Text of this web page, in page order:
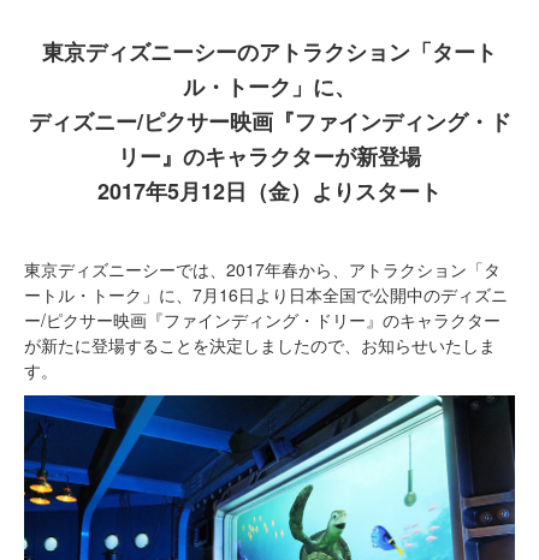
東京ディズニーシーのアトラクション「タート
ル・トーク」に、
ディズニー/ピクサー映画『ファインディング・ド
リー』のキャラクターが新登場
2017年5月12日（金）よりスタート
東京ディズニーシーでは、2017年春から、アトラクション「タ
ートル・トーク」に、7月16日より日本全国で公開中のディズニ
ー/ピクサー映画『ファインディング・ドリー』のキャラクター
が新たに登場することを決定しましたので、お知らせいたしま
す。